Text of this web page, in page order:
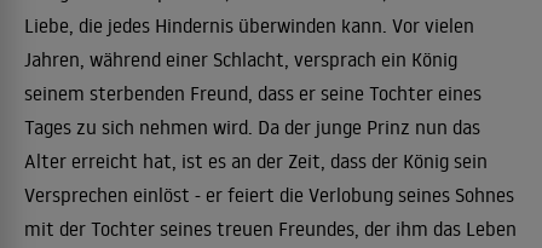
Liebe, die jedes Hindernis überwinden kann. Vor vielen
Jahren, während einer Schlacht, versprach ein König
seinem sterbenden Freund, dass er seine Tochter eines
Tages zu sich nehmen wird. Da der junge Prinz nun das
Alter erreicht hat, ist es an der Zeit, dass der König sein
Versprechen einlöst - er feiert die Verlobung seines Sohnes
mit der Tochter seines treuen Freundes, der ihm das Leben